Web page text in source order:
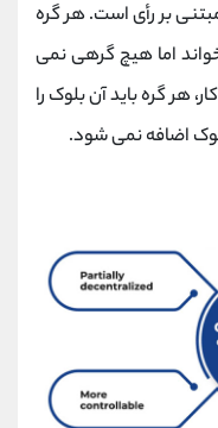
بر رأی است. هر گره
اما هیچ گرهی نمی
هر گره باید آن بلوک را
اضافه نمی شود.